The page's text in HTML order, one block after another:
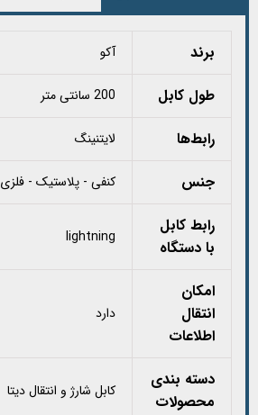
برند آکو
طول کابل 200 سانتی متر
رابط‌ها لایتنینگ
جنس کنفی - پلاستیک - فلزی
رابط کابل
با دستگاه
lightning
امکان
انتقال
اطلاعات
دارد
دسته بندی
محصولات
کابل شارژ و انتقال دیتا